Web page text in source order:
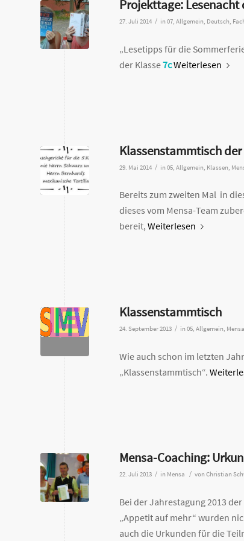
Projekttage: Lesenacht
27. Juli 2014 / in 07, Allgemein, Deutsch,
„Lesetipps für die
der Klasse7cWeiterlesen
Klassenstammtisch
29. Mai 2014 / in 05, Allgemein, Klassen,
Bereits zum zweiten Mal in
dieses vom Mensa-Team
bereit, Weiterlesen
Klassenstammtisch
24. September 2013 / in 05, Allgemein, Mensa
Wie auch schon im letzten
„Klassenstammtisch“.
Mensa-Coaching:
22. Juli 2013 / in Mensa / von Christian
Bei der Jahrestagung 2013
„Appetit auf mehr“ wurden
auch die Urkunden für die